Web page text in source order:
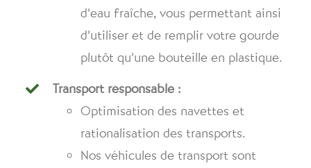
d’eau fraîche, vous permettant ainsi
d’utiliser et de remplir votre gourde
plutôt qu’une bouteille en plastique.
Transport responsable :
Optimisation des navettes et
rationalisation des transports.
Nos véhicules de transport sont